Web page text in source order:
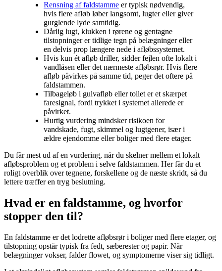
Rensning af faldstamme er typisk nødvendig,
hvis flere afløb løber langsomt, lugter eller giver
gurglende lyde samtidig.
Dårlig lugt, klukken i rørene og gentagne
tilstopninger er tidlige tegn på belægninger eller
en delvis prop længere nede i afløbssystemet.
Hvis kun ét afløb driller, sidder fejlen ofte lokalt i
vandlåsen eller det nærmeste afløbsrør. Hvis flere
afløb påvirkes på samme tid, peger det oftere på
faldstammen.
Tilbageløb i gulvafløb eller toilet er et skærpet
faresignal, fordi trykket i systemet allerede er
påvirket.
Hurtig vurdering mindsker risikoen for
vandskade, fugt, skimmel og lugtgener, især i
ældre ejendomme eller boliger med flere etager.
Du får mest ud af en vurdering, når du skelner mellem et lokalt
afløbsproblem og et problem i selve faldstammen. Her får du et
roligt overblik over tegnene, forskellene og de næste skridt, så du
lettere træffer en tryg beslutning.
Hvad er en faldstamme, og hvorfor
stopper den til?
En faldstamme er det lodrette afløbsrør i boliger med flere etager, og
tilstopning opstår typisk fra fedt, sæberester og papir. Når
belægninger vokser, falder flowet, og symptomerne viser sig tidligt.